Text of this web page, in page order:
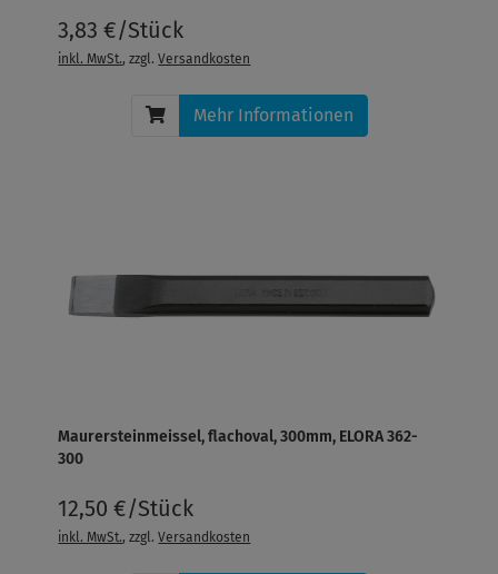
3,83 €/Stück
inkl. MwSt., zzgl.Versandkosten
Mehr Informationen
Maurersteinmeissel, flachoval, 300mm, ELORA 362-
300
12,50 €/Stück
inkl. MwSt., zzgl.Versandkosten